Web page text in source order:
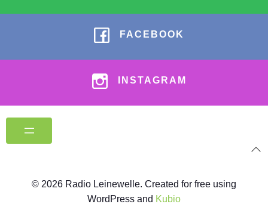
FACEBOOK
INSTAGRAM
© 2026 Radio Leinewelle. Created for free using
WordPress and Kubio